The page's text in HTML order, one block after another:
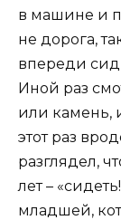
в машине и
не дорога,
впереди
Иной раз
или камень,
этот раз
разглядел,
лет –
младшей,